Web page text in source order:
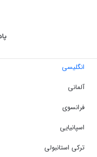
انگلیسی
آلمانی
فرانسوی
اسپانیایی
ترکی استانبولی